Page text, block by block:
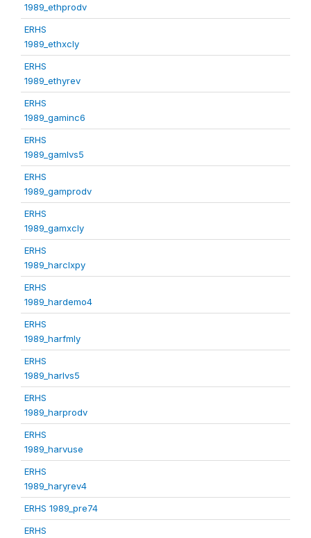
1989_ethprodv
ERHS
1989_ethxcly
ERHS
1989_ethyrev
ERHS
1989_gaminc6
ERHS
1989_gamlvs5
ERHS
1989_gamprodv
ERHS
1989_gamxcly
ERHS
1989_harclxpy
ERHS
1989_hardemo4
ERHS
1989_harfmly
ERHS
1989_harlvs5
ERHS
1989_harprodv
ERHS
1989_harvuse
ERHS
1989_haryrev4
ERHS 1989_pre74
ERHS